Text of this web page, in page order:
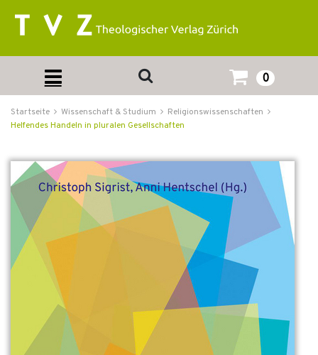
0
Startseite Wissenschaft & Studium
Religionswissenschaften
Helfendes Handeln in pluralen Gesellschaften